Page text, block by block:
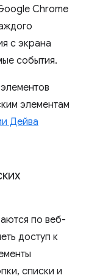
Chrome
с экрана
события.
элементам
Дейва
по веб-
доступ к
списки и